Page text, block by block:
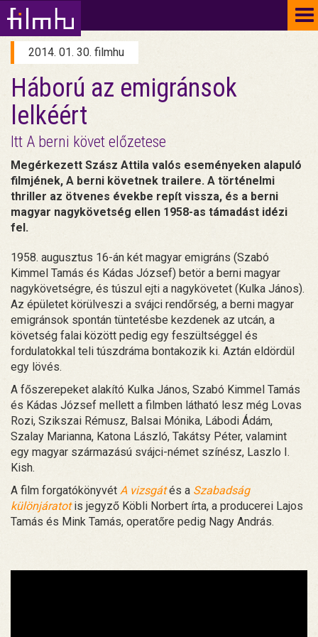
2014. 01. 30. filmhu
Háború az emigránsok
lelkéért
Itt A berni követ előzetese
Megérkezett Szász Attila valós eseményeken alapuló
filmjének, A berni követnek trailere. A történelmi
thriller az ötvenes évekbe repít vissza, és a berni
magyar nagykövetség ellen 1958-as támadást idézi
fel.
1958. augusztus 16-án két magyar emigráns (Szabó
Kimmel Tamás és Kádas József) betör a berni magyar
nagykövetségre, és túszul ejti a nagykövetet (Kulka János).
Az épületet körülveszi a svájci rendőrség, a berni magyar
emigránsok spontán tüntetésbe kezdenek az utcán, a
követség falai között pedig egy feszültséggel és
fordulatokkal teli túszdráma bontakozik ki. Aztán eldördül
egy lövés.
A főszerepeket alakító Kulka János, Szabó Kimmel Tamás
és Kádas József mellett a filmben látható lesz még Lovas
Rozi, Szikszai Rémusz, Balsai Mónika, Lábodi Ádám,
Szalay Marianna, Katona László, Takátsy Péter, valamint
egy magyar származású svájci-német színész, Laszlo I.
Kish.
A film forgatókönyvét A vizsgátés a Szabadság
különjáratot is jegyző Köbli Norbert írta, a producerei Lajos
Tamás és Mink Tamás, operatőre pedig Nagy András.